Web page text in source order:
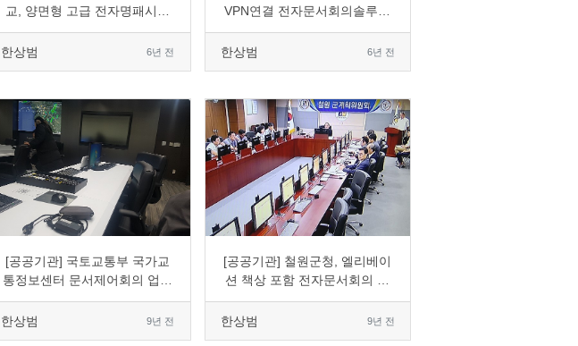
교, 양면형 고급 전자명패시스
템 도입
한상범
6년 전
VPN연결 전자문서회의솔루션
도입
한상범
6년 전
2323 10 0
[공공기관] 국토교통부 국가교
통정보센터 문서제어회의 업그
레이드
한상범
9년 전
0 2997 3
[공공기관] 철원군청, 엘리베이
션 책상 포함 전자문서회의 교
체 도입
한상범
9년 전